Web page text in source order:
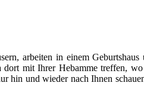
arbeiten in einem
mit Ihrer Hebamme treffen,
hin und wieder nach Ihnen